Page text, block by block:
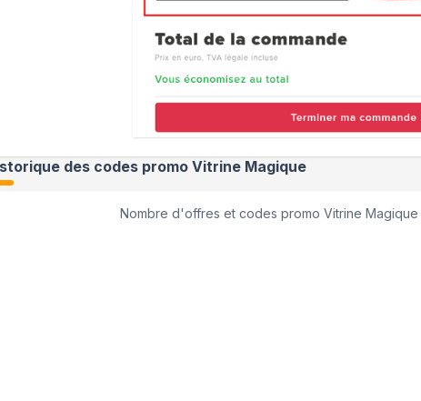
des codes promo Vitrine Magique
Nombre d'offres et codes promoVitrine Magique